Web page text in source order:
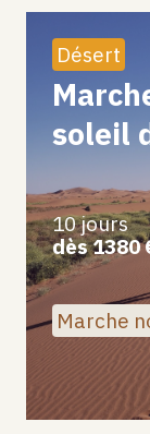
Désert
soleil
10 jours
dès 1380
Marche